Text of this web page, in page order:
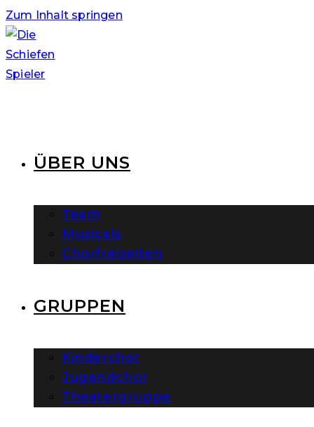
Zum Inhalt springen
ÜBER UNS
Team
Musicals
Chorfreizeiten
GRUPPEN
Kinderchor
Jugendchor
Theatergruppe